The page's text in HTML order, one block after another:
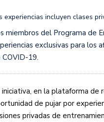
experiencias incluyen clases
miembros del Programa de
exclusivas para los
COVID-19.
iniciativa, en la plataforma de
de pujar por
privadas de